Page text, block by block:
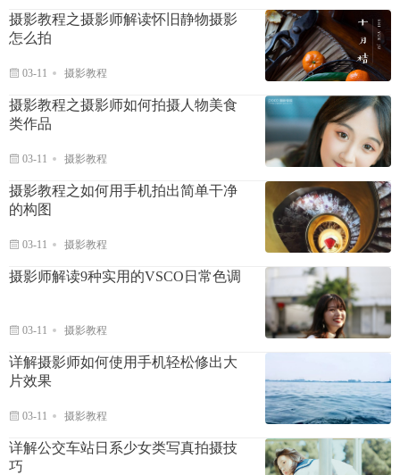
摄影教程之摄影师解读怀旧静物摄影
怎么拍
03-11 摄影教程
摄影教程之摄影师如何拍摄人物美食
类作品
03-11 摄影教程
摄影教程之如何用手机拍出简单干净
的构图
03-11 摄影教程
摄影师解读9种实用的VSCO日常色调
03-11 摄影教程
详解摄影师如何使用手机轻松修出大
片效果
03-11 摄影教程
详解公交车站日系少女类写真拍摄技
巧